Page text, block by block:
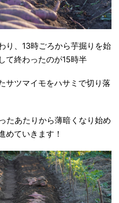
り、13時ごろから芋掘りを始
て終わったのが15時半
サツマイモをハサミで切り落
たあたりから薄暗くなり始め
めていきます！